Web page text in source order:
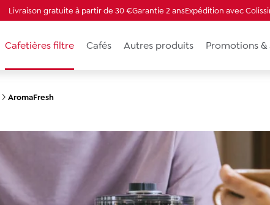
Livraison gratuite à partir de 30 €Garantie 2 ansExpédition avec
Cafetières filtre Cafés Autres produits Promotions &
AromaFresh